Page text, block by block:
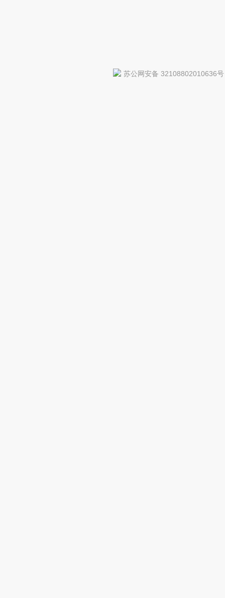
苏公网安备 32108802010636号